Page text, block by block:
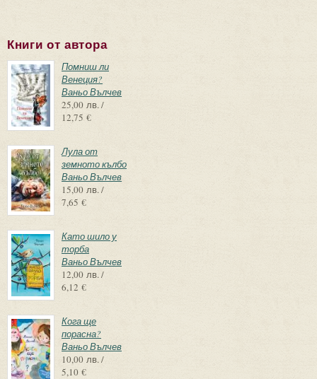
Книги от автора
Помниш ли
Венеция?
Ваньо Вълчев
25,00 лв. /
12,75 €
Лула от
земното кълбо
Ваньо Вълчев
15,00 лв. /
7,65 €
Като шило у
торба
Ваньо Вълчев
12,00 лв. /
6,12 €
Кога ще
порасна?
Ваньо Вълчев
10,00 лв. /
5,10 €